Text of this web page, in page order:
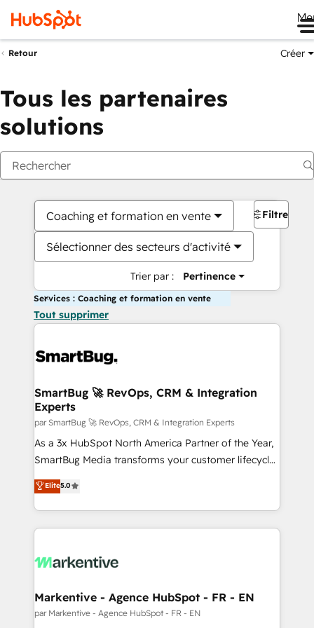
Retour Créer
Tous les partenaires
solutions
Coaching et formation en vente
Sélectionner des secteurs d'activité
Trier par : Pertinence
Filtres
Services : Coaching et formation en vente
Tout supprimer
SmartBug 🚀 RevOps, CRM & Integration
Experts
par SmartBug 🚀 RevOps, CRM & Integration Experts
As a 3x HubSpot North America Partner of the Year,
SmartBug Media transforms your customer lifecycle
into a revenue engine. Our unified ecosystem
includes specialized divisions Globalia (AI &
Software) and Point Success Media (Paid Media),
making this the official home for all three brands. 🔄
and system integrations powered by Globalia’s
trainers to drive platform adoption. 📈 Revenue
Generation - Full-funnel marketing and high-
Elite5.0
Markentive - Agence HubSpot - FR - EN
par Markentive - Agence HubSpot - FR - EN